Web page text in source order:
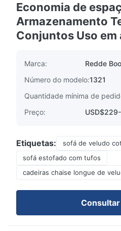
Economia de
Armazenamento
Conjuntos Uso
Marca:
Redde Boo
Número do modelo:1321
Quantidade mínima de
Preço:
Etiquetas:
sofá de veludo
sofá estofado com tufos
cadeiras chaise longue de